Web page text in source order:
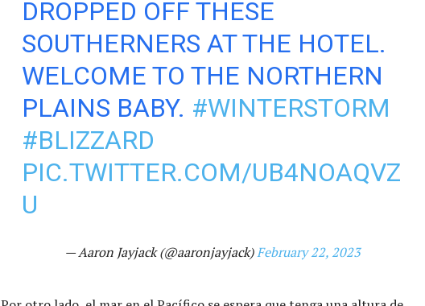
DROPPED OFF THESE
SOUTHERNERS AT THE HOTEL.
WELCOME TO THE NORTHERN
PLAINS BABY. #WINTERSTORM
#BLIZZARD
PIC.TWITTER.COM/UB4NOAQVZ
U
— Aaron Jayjack (@aaronjayjack)February 22, 2023